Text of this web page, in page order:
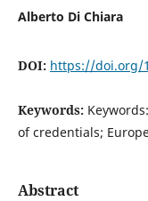
Alberto Di Chiara
DOI: https://doi.org/
Keywords:
of credentials;
Abstract